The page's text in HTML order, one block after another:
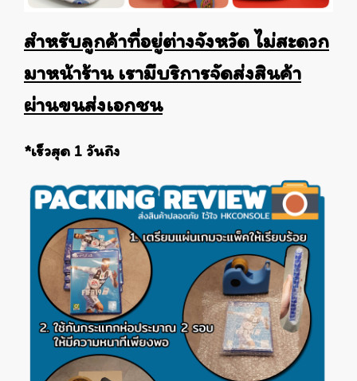
สำหรับลูกค้าที่อยู่ต่างจังหวัด ไม่สะดวก
มาหน้าร้าน เรามีบริการจัดส่งสินค้า
ผ่านขนส่งเอกชน
*เร็วสุด 1 วันถึง